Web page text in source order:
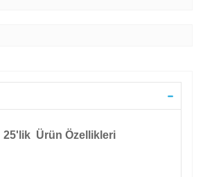
25'lik Ürün Özellikleri